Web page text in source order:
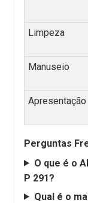
Limpeza
Manuseio
Apresentação
Perguntas
O que é o
P 291?
Qual é o